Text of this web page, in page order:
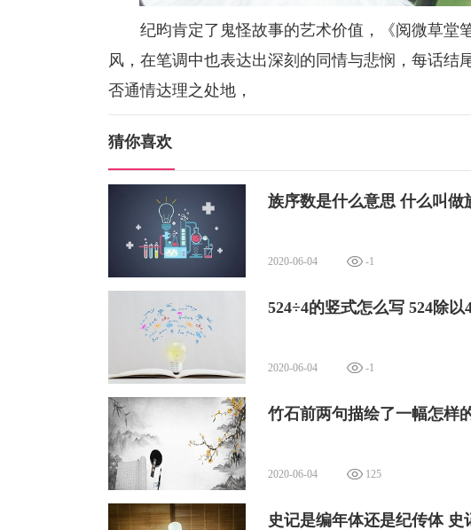
纪昀肯定了鬼怪故事的艺术价值，《阅微草堂
风，在笔调中也表达出深刻的同情与悲悯，每话结
否通情达理之处地，
猜你喜欢
族序数是什么意思 什么叫做
2020-06-04 -1
524÷4的竖式怎么写 524除以
2020-06-04 -1
竹石前两句描绘了一幅怎样
2020-06-04 125
史记是编年体还是纪传体